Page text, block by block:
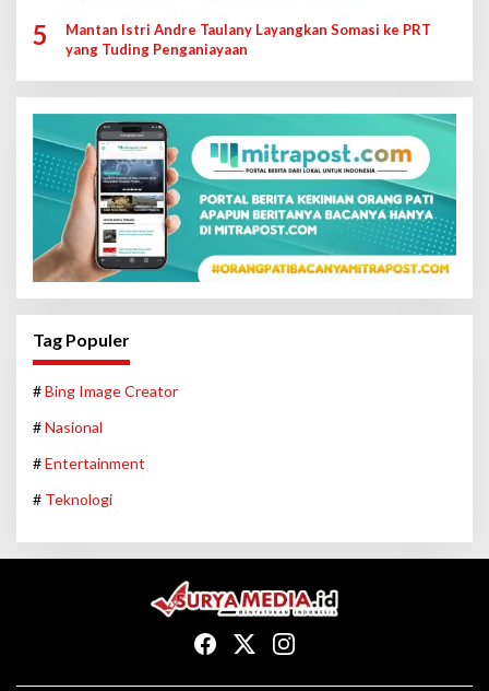
5
Mantan Istri Andre Taulany Layangkan Somasi ke PRT
yang Tuding Penganiayaan
Tag Populer
#Bing Image Creator
#Nasional
#Entertainment
# Teknologi